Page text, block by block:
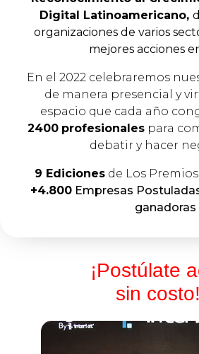
Digital Latinoamericano,
organizaciones de varios
mejores acciones
En el 2022 celebraremos
de manera presencial y
espacio que cada año
2400 profesionales para
debatir y hacer
9 Edicionesde Los
+4.800Empresas
ganadoras
¡Postúlate
sin costo!